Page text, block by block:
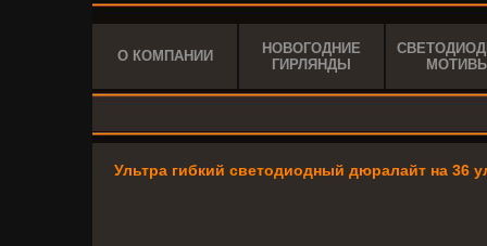
О КОМПАНИИ
НОВОГОДНИЕ
ГИРЛЯНДЫ
Ультра гибкий светодиодный дюралайт на 36